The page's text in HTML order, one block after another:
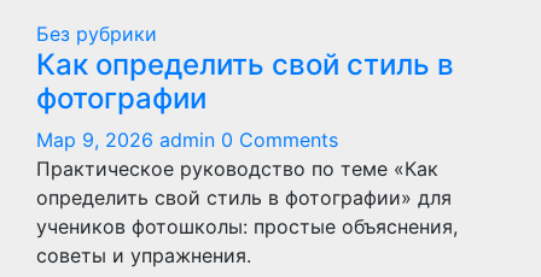
Без рубрики
Как определить свой стиль в
фотографии
Мар 9, 2026 admin 0 Comments
Практическое руководство по теме «Как
определить свой стиль в фотографии» для
учеников фотошколы: простые объяснения,
советы и упражнения.